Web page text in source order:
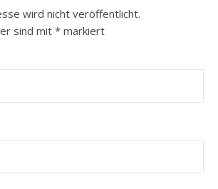
wird nicht veröffentlicht.
sind mit * markiert